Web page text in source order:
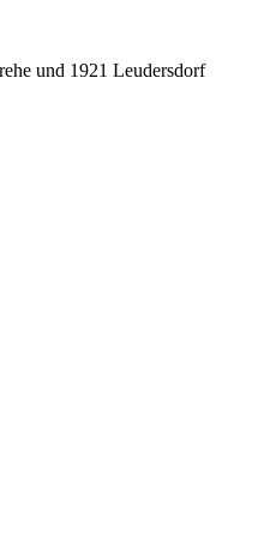
und 1921 Leudersdorf